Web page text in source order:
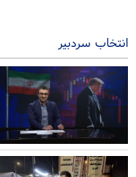
انتخاب سردبیر